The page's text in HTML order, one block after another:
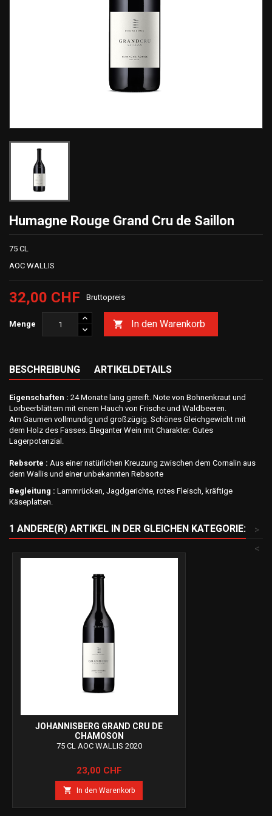
Humagne Rouge Grand Cru de Saillon
75 CL
AOC WALLIS
32,00 CHF Bruttopreis
Menge  In den Warenkorb
BESCHREIBUNG ARTIKELDETAILS
Eigenschaften : 24 Monate lang gereift. Note von Bohnenkraut und
Lorbeerblättern mit einem Hauch von Frische und Waldbeeren.
Am Gaumen vollmundig und großzügig. Schönes Gleichgewicht mit
dem Holz des Fasses. Eleganter Wein mit Charakter. Gutes
Lagerpotenzial.
Rebsorte : Aus einer natürlichen Kreuzung zwischen dem Cornalin aus
dem Wallis und einer unbekannten Rebsorte
Begleitung : Lammrücken, Jagdgerichte, rotes Fleisch, kräftige
Käseplatten.
1 ANDERE(R) ARTIKEL IN DER GLEICHEN KATEGORIE:
>
<
JOHANNISBERG GRAND CRU DE
CHAMOSON
75 CL AOC WALLIS 2020
Preis
23,00 CHF
 In den Warenkorb